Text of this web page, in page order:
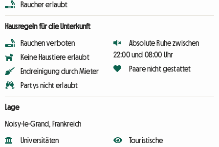
Raucher erlaubt
Hausregeln für die Unterkunft
Rauchen verboten
Keine Haustiere erlaubt
Endreinigung durch Mieter
Partys nicht erlaubt
Absolute Ruhe zwischen
22:00 und 08:00 Uhr
Paare nicht gestattet
Lage
Noisy-le-Grand, Frankreich
Universitäten
Touristische